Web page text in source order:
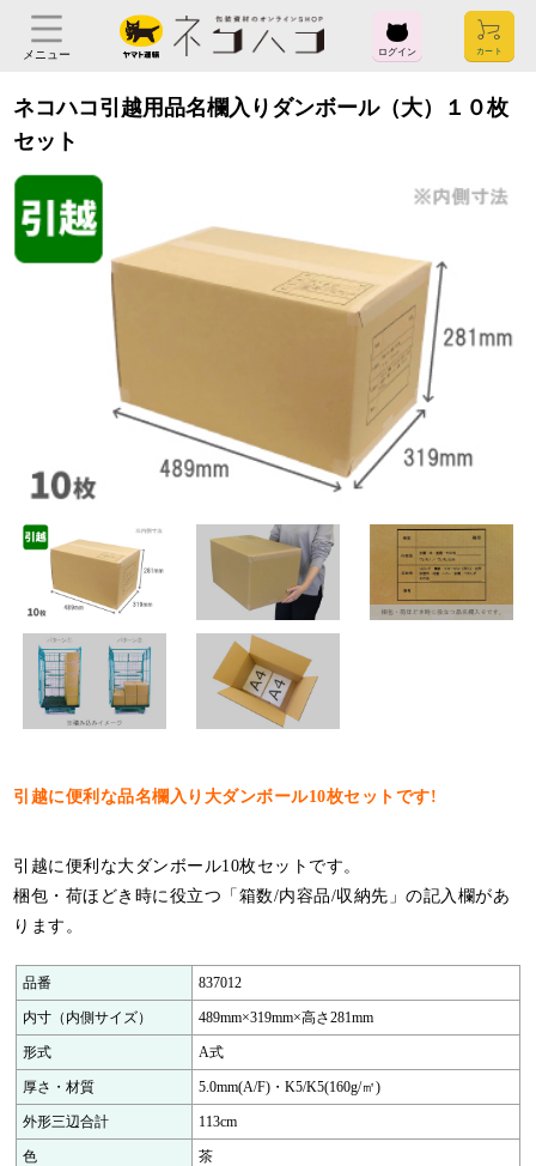
メニュー ログイン
お問い合わせ
ご利用ガイド
ヤマト運輸株式会社
東京都中央区銀座2-16-10
会社概要
特定商取引法について
利用規約
個人情報保護ポリシー
サイトマップ
お知らせ一覧
ネコハコ引越用品名欄入りダンボール（大）１０枚
セット
引越に便利な品名欄入り大ダンボール10枚セットです!
引越に便利な大ダンボール10枚セットです。
梱包・荷ほどき時に役立つ「箱数/内容品/収納先」の記入欄があ
ります。
品番 837012
内寸（内側サイズ） 489mm×319mm×高さ281mm
形式 A式
厚さ・材質 5.0mm(A/F)・K5/K5(160g/㎡)
外形三辺合計 113cm
色 茶